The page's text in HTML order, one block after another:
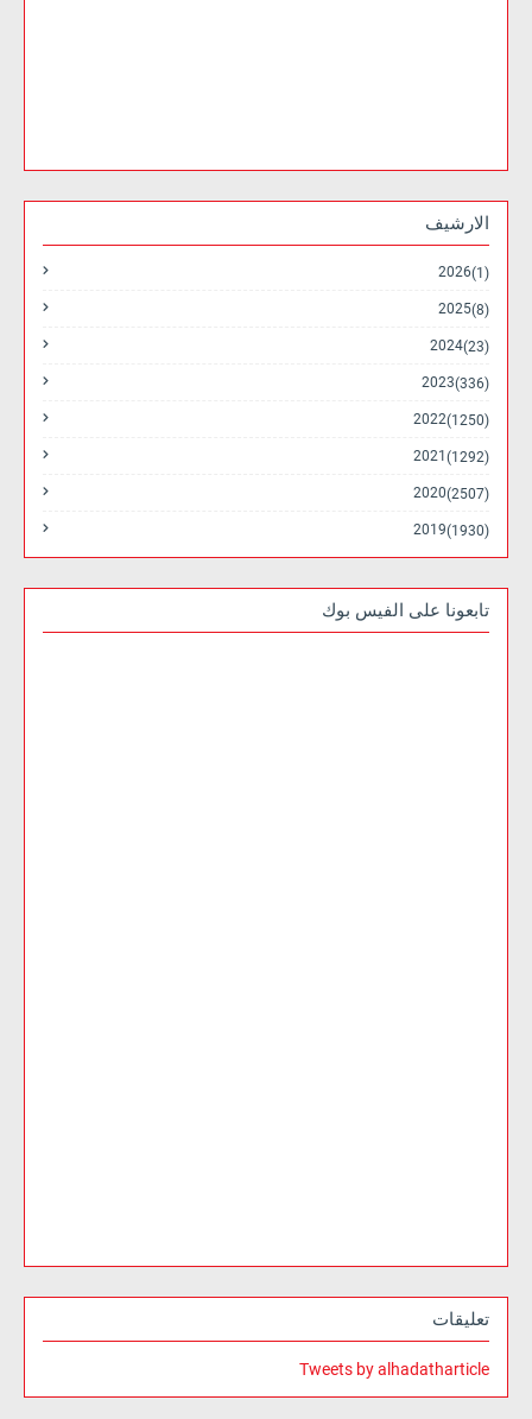
الارشيف
2026 (1)
2025 (8)
2024 (23)
2023 (336)
2022 (1250)
2021 (1292)
2020 (2507)
2019 (1930)
تابعونا على الفيس بوك
تعليقات
Tweets by alhadatharticle